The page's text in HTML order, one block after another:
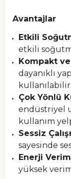
Avantajlar
Etkili
etkili
Kompakt ve
dayanıklı
kullanılabilir.
Çok Yönlü
endüstriyel
kullanım
Sessiz
sayesinde
Enerji
yüksek